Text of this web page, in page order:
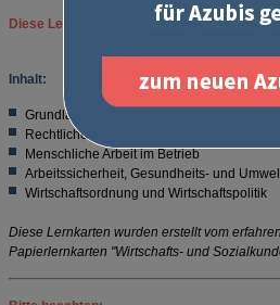
Diese Lernkarten sind für alle
Inhalt:
Grundlagen des Wirtschaftens
Rechtliche Rahmenbedingungen des
Menschliche Arbeit im Betrieb
Arbeitssicherheit, Gesundheits- und
Wirtschaftsordnung und Wirtschaftspolitik
Diese Lernkarten wurden erstellt vom
Papierlernkarten "Wirtschafts- und